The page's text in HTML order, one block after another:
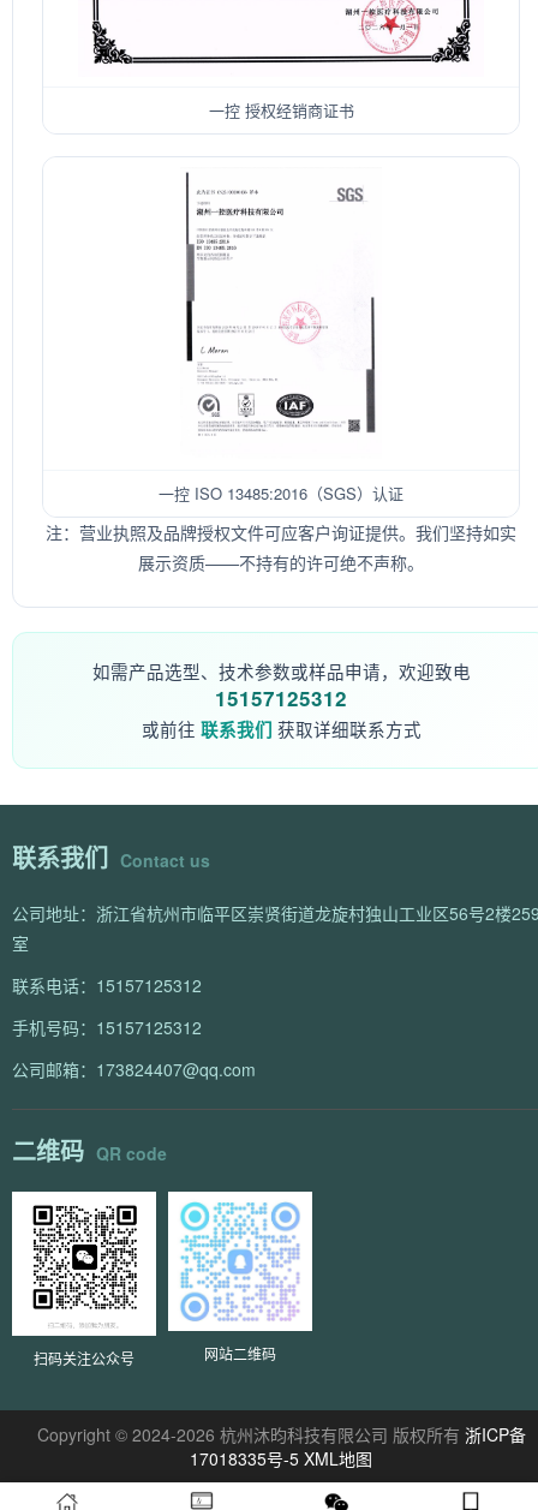
一控 授权经销商证书
一控 ISO 13485:2016（SGS）认证
注：营业执照及品牌授权文件可应客户询证提供。我们坚持如实
展示资质——不持有的许可绝不声称。
如需产品选型、技术参数或样品申请，欢迎致电
15157125312
或前往 联系我们 获取详细联系方式
联系我们 Contact us
公司地址：浙江省杭州市临平区崇贤街道龙旋村独山工业区56号2楼
室
联系电话：15157125312
手机号码：15157125312
公司邮箱：173824407@qq.com
二维码 QR code
扫码关注公众号 网站二维码
Copyright © 2024-2026 杭州沐昀科技有限公司 版权所有 浙ICP备
17018335号-5 XML地图